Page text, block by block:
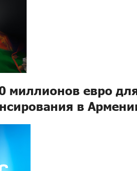
миллионов евро
в